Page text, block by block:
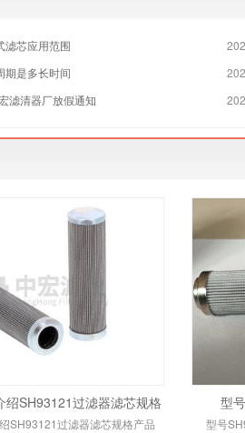
滤芯应用范围
期是多长时间
滤清器厂放假通知
绍SH93121过滤器滤芯规格
SH93121过滤器滤芯规格产品
型
型号